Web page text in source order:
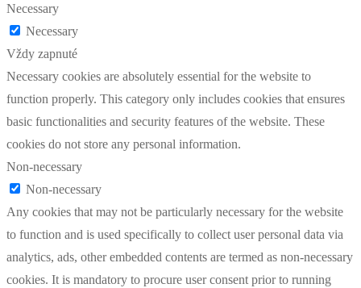
Necessary
Necessary
Vždy zapnuté
Necessary cookies are absolutely essential for the website to
function properly. This category only includes cookies that ensures
basic functionalities and security features of the website. These
cookies do not store any personal information.
Non-necessary
Non-necessary
Any cookies that may not be particularly necessary for the website
to function and is used specifically to collect user personal data via
analytics, ads, other embedded contents are termed as non-necessary
cookies. It is mandatory to procure user consent prior to running